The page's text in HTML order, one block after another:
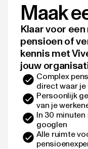
Maak
Klaar voor
pensioen of
kennis met
jouw
Complex
direct waar je
Persoonlijk
van je
In 30
googlen
Alle ruimte